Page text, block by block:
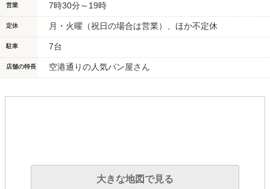
営業 7時30分～19時
定休 月・火曜（祝日の場合は営業）、ほか不定休
駐車 7台
店舗の特長 空港通りの人気パン屋さん
大きな地図で見る